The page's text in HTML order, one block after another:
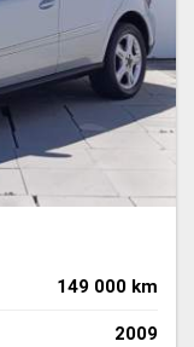
149 000 km
2009